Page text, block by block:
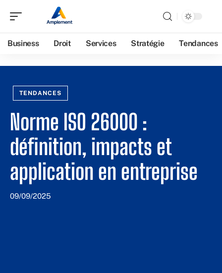
Business Droit Services Stratégie Tendances
TENDANCES
Norme ISO 26000 :
définition, impacts et
application en entreprise
09/09/2025